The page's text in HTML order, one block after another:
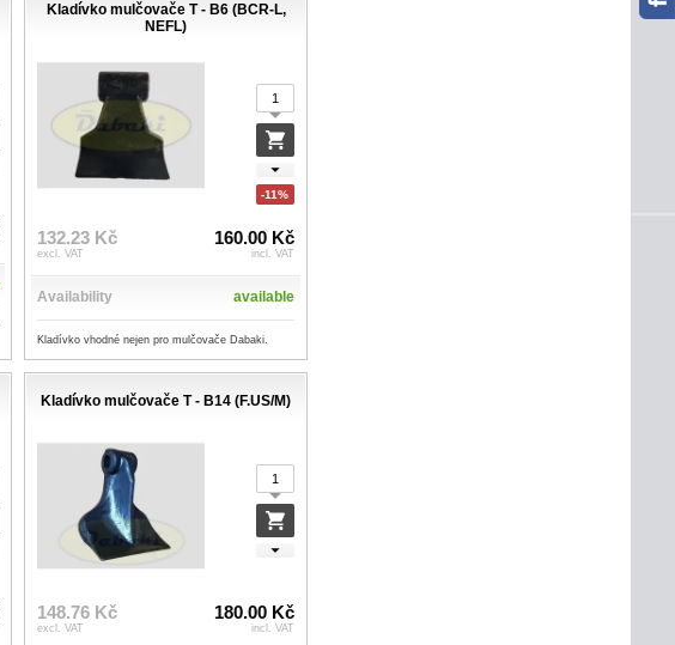
Kladívko mulčovače T - B6 (BCR-L,
NEFL)
-11%
132.23 Kč
excl. VAT
160.00 Kč
incl. VAT
Availability available
Kladívko vhodné nejen pro mulčovače Dabaki.
Kladívko mulčovače T - B14 (F.US/M)
148.76 Kč
excl. VAT
180.00 Kč
incl. VAT